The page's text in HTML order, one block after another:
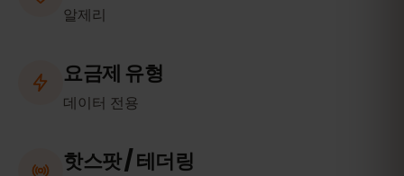
알제리
요금제 유형
데이터 전용
핫스팟 / 테더링